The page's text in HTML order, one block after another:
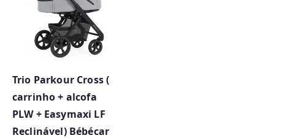
Trio Parkour Cross (
carrinho + alcofa
PLW + Easymaxi LF
Reclinável) Bébécar